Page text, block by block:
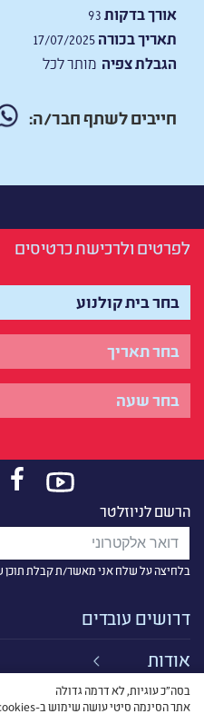
אורך בדקות
תאריך בכורה
הגבלת צפיה מותר לכל
חייבים לשתף חבר/ה:
לפרטים ולרכישת כרטיסים
הרשם לניוזלטר
בלחיצה על שלח אני מאשר/ת קבלת תוכן
דרושים עובדים
אודות
קישורים
בסה״כ עוגיות, לא דרמה גדולה